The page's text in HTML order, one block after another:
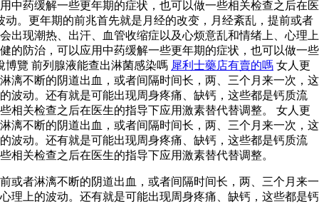
中药缓解一些更年期的症状，也可以做一些相关检查之后在医
。更年期的前兆首先就是月经的改变，月经紊乱，提前或者
出现潮热、出汗、血管收缩症以及心烦意乱和情绪上、心理上
的防治，可以应用中药缓解一些更年期的症状，也可以做一些
覽 前列腺液能查出淋菌感染嗎 犀利士藥店有賣的嗎 女人更
漓不断的阴道出血，或者间隔时间长，两、三个月来一次，这
波动。还有就是可能出现周身疼痛、缺钙，这些都是钙质流
相关检查之后在医生的指导下应用激素替代替调整。 女人更
漓不断的阴道出血，或者间隔时间长，两、三个月来一次，这
波动。还有就是可能出现周身疼痛、缺钙，这些都是钙质流
关检查之后在医生的指导下应用激素替代替调整。
或者淋漓不断的阴道出血，或者间隔时间长，两、三个月来一
理上的波动。还有就是可能出现周身疼痛、缺钙，这些都是钙